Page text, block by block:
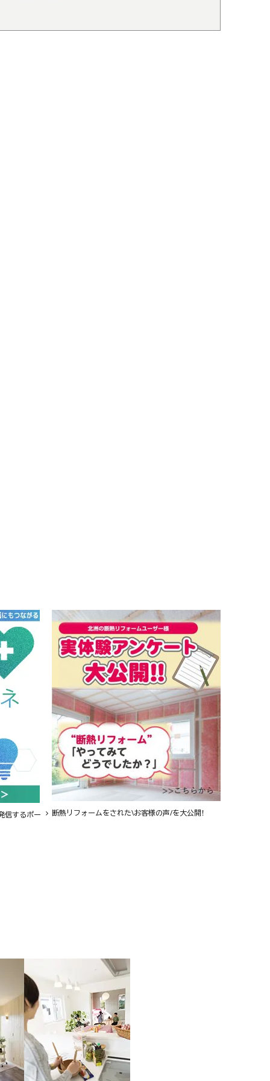
信するポー 断熱リフォームをされた\お客様の声/を大公開！